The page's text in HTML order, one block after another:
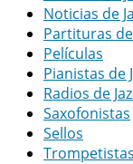
Noticias de
Partituras de
Películas
Pianistas de
Radios de
Saxofonistas
Sellos
Trompetistas